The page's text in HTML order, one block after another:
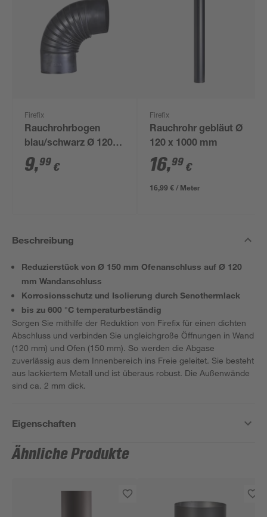
Firefix
Rauchrohrbogen
blau/schwarz Ø 120
mm
9,99 €
Firefix
Rauchrohr gebläut Ø
120 x 1000 mm
16,99 €
16,99 € / Meter
Beschreibung
Reduzierstück von Ø 150 mm Ofenanschluss auf Ø 120
mm Wandanschluss
Korrosionsschutz und Isolierung durch Senothermlack
bis zu 600 °C temperaturbeständig
Sorgen Sie mithilfe der Reduktion von Firefix für einen dichten
Abschluss und verbinden Sie ungleichgroße Öffnungen in Wand
(120 mm) und Ofen (150 mm). So werden die Abgase
zuverlässig aus dem Innenbereich ins Freie geleitet. Sie besteht
aus lackiertem Metall und ist überaus robust. Die Außenwände
sind ca. 2 mm dick.
Eigenschaften
Ähnliche Produkte